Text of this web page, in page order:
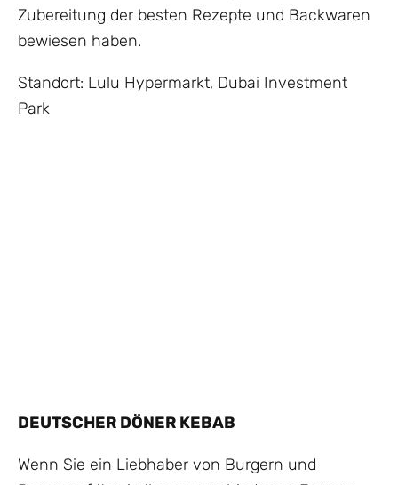
Zubereitung der besten Rezepte und Backwaren
bewiesen haben.
Standort: Lulu Hypermarkt, Dubai Investment
Park
DEUTSCHER DÖNER KEBAB
Wenn Sie ein Liebhaber von Burgern und